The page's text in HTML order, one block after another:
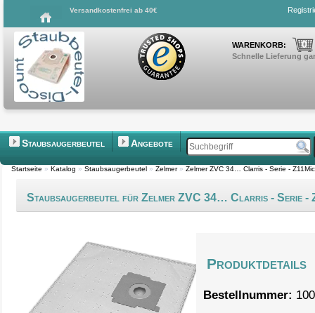
Versandkostenfrei ab 40€
WARENKORB: 0
Schnelle Lieferung
Staubsaugerbeutel Angebote
Startseite » Katalog » Staubsaugerbeutel » Zelmer » Zelmer ZVC 34… Clarris - Serie - Z11Mic
Staubsaugerbeutel für Zelmer ZVC 34… Clarris - Serie -
Produktdetails
Bestellnummer: